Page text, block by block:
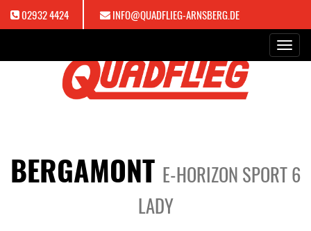
02932 4424 INFO@QUADFLIEG-ARNSBERG.DE
BERGAMONT E-HORIZON SPORT 6
LADY